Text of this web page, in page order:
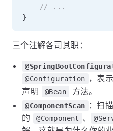
// ...
}
三个注解各司其职：
@Configuration ，表
声明
@Bean 方法。
@ComponentScan
：扫
的
@Component 、